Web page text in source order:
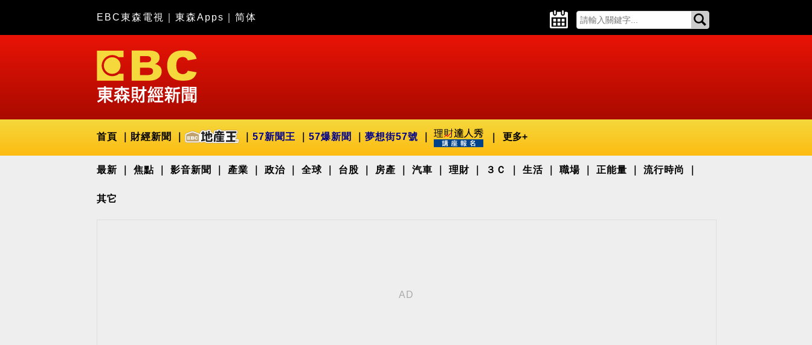
EBC東森電視 東森Apps 简体
首頁 財經新聞 57新聞王 57爆新聞 夢想街57號 更多+
最新 焦點 影音新聞 產業 政治 全球 台股 房產 汽車 理財 ３Ｃ 生活 職場 正能量 流行時尚
其它